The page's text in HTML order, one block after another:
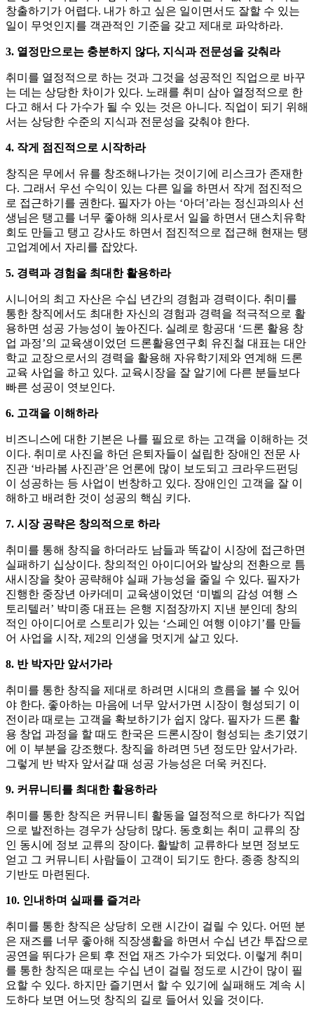
창출하기가 어렵다. 내가 하고 싶은 일이면서도 잘할 수 있는
일이 무엇인지를 객관적인 기준을 갖고 제대로 파악하라.
3. 열정만으로는 충분하지 않다, 지식과 전문성을 갖춰라
취미를 열정적으로 하는 것과 그것을 성공적인 직업으로 바꾸
는 데는 상당한 차이가 있다. 노래를 취미 삼아 열정적으로 한
다고 해서 다 가수가 될 수 있는 것은 아니다. 직업이 되기 위해
서는 상당한 수준의 지식과 전문성을 갖춰야 한다.
4. 작게 점진적으로 시작하라
창직은 무에서 유를 창조해나가는 것이기에 리스크가 존재한
다. 그래서 우선 수익이 있는 다른 일을 하면서 작게 점진적으
로 접근하기를 권한다. 필자가 아는 ‘아더’라는 정신과의사 선
생님은 탱고를 너무 좋아해 의사로서 일을 하면서 댄스치유학
회도 만들고 탱고 강사도 하면서 점진적으로 접근해 현재는 탱
고업계에서 자리를 잡았다.
5. 경력과 경험을 최대한 활용하라
시니어의 최고 자산은 수십 년간의 경험과 경력이다. 취미를
통한 창직에서도 최대한 자신의 경험과 경력을 적극적으로 활
용하면 성공 가능성이 높아진다. 실례로 항공대 ‘드론 활용 창
업 과정’의 교육생이었던 드론활용연구회 유진철 대표는 대안
학교 교장으로서의 경력을 활용해 자유학기제와 연계해 드론
교육 사업을 하고 있다. 교육시장을 잘 알기에 다른 분들보다
빠른 성공이 엿보인다.
6. 고객을 이해하라
비즈니스에 대한 기본은 나를 필요로 하는 고객을 이해하는 것
이다. 취미로 사진을 하던 은퇴자들이 설립한 장애인 전문 사
진관 ‘바라봄 사진관’은 언론에 많이 보도되고 크라우드펀딩
이 성공하는 등 사업이 번창하고 있다. 장애인인 고객을 잘 이
해하고 배려한 것이 성공의 핵심 키다.
7. 시장 공략은 창의적으로 하라
취미를 통해 창직을 하더라도 남들과 똑같이 시장에 접근하면
실패하기 십상이다. 창의적인 아이디어와 발상의 전환으로 틈
새시장을 찾아 공략해야 실패 가능성을 줄일 수 있다. 필자가
진행한 중장년 아카데미 교육생이었던 ‘미벨의 감성 여행 스
토리텔러’ 박미종 대표는 은행 지점장까지 지낸 분인데 창의
적인 아이디어로 스토리가 있는 ‘스페인 여행 이야기’를 만들
어 사업을 시작, 제2의 인생을 멋지게 살고 있다.
8. 반 박자만 앞서가라
취미를 통한 창직을 제대로 하려면 시대의 흐름을 볼 수 있어
야 한다. 좋아하는 마음에 너무 앞서가면 시장이 형성되기 이
전이라 때로는 고객을 확보하기가 쉽지 않다. 필자가 드론 활
용 창업 과정을 할 때도 한국은 드론시장이 형성되는 초기였기
에 이 부분을 강조했다. 창직을 하려면 5년 정도만 앞서가라.
그렇게 반 박자 앞서갈 때 성공 가능성은 더욱 커진다.
9. 커뮤니티를 최대한 활용하라
취미를 통한 창직은 커뮤니티 활동을 열정적으로 하다가 직업
으로 발전하는 경우가 상당히 많다. 동호회는 취미 교류의 장
인 동시에 정보 교류의 장이다. 활발히 교류하다 보면 정보도
얻고 그 커뮤니티 사람들이 고객이 되기도 한다. 종종 창직의
기반도 마련된다.
10. 인내하며 실패를 즐겨라
취미를 통한 창직은 상당히 오랜 시간이 걸릴 수 있다. 어떤 분
은 재즈를 너무 좋아해 직장생활을 하면서 수십 년간 투잡으로
공연을 뛰다가 은퇴 후 전업 재즈 가수가 되었다. 이렇게 취미
를 통한 창직은 때로는 수십 년이 걸릴 정도로 시간이 많이 필
요할 수 있다. 하지만 즐기면서 할 수 있기에 실패해도 계속 시
도하다 보면 어느덧 창직의 길로 들어서 있을 것이다.